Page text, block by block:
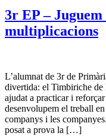
3r EP –
multiplicacions
L’alumnat de 3r de
divertida: el Timbiriche de
ajudat a practicar i
desenvolupem el treball
companys i les
posat a prova la […]